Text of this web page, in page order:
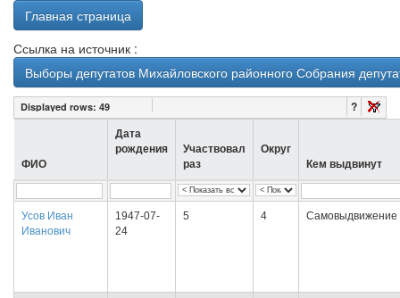
Главная страница
Ссылка на источник :
Выборы депутатов Михайловского районного Собрания
Displayed rows: 49 ?
ФИО
Дата
рождения
Участвовал
раз
Округ
Кем выдвинут
Усов Иван
Иванович
1947-07-
24
5 4 Самовыдвижение